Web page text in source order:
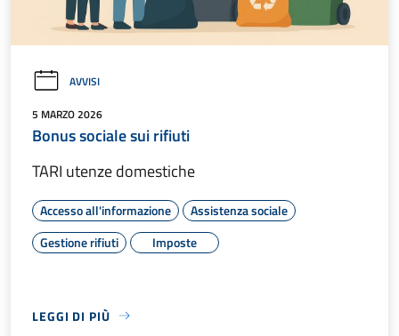
AVVISI
5 MARZO 2026
Bonus sociale sui rifiuti
TARI utenze domestiche
Accesso all'informazione
Assistenza sociale
Gestione rifiuti
Imposte
LEGGI DI PIÙ